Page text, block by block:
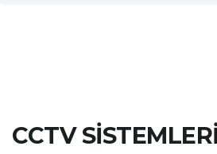
CCTV SİSTEMLERİ